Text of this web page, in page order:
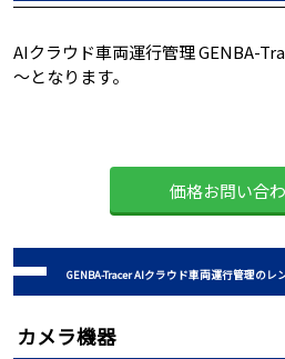
AIクラウド車両運行管理 GENBA-
～となります。
価格お問い合
GENBA-Tracer AIクラウド車両運行管理のレ
カメラ機器